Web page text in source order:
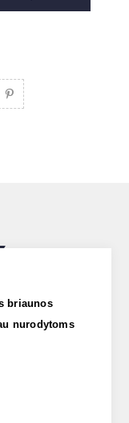
briaunos
nurodytoms